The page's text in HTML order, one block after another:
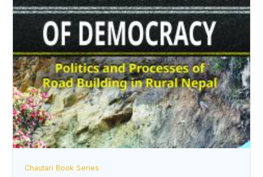
Chautari Book Series